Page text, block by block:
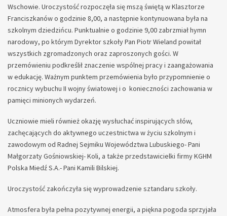
Wschowie. Uroczystość rozpoczęła się mszą świętą w Klasztorze
Franciszkanów o godzinie 8,00, a następnie kontynuowana była na
szkolnym dziedzińcu. Punktualnie o godzinie 9,00 zabrzmiał hymn
narodowy, po którym Dyrektor szkoły Pan Piotr Wieland powitał
wszystkich zgromadzonych oraz zaproszonych gości. W
przemówieniu podkreślił znaczenie wspólnej pracy i zaangażowania
w edukację. Ważnym punktem przemówienia było przypomnienie o
rocznicy wybuchu II wojny światowej i o konieczności zachowania w
pamięci minionych wydarzeń.
Uczniowie mieli również okazję wysłuchać inspirujących słów,
zachęcających do aktywnego uczestnictwa w życiu szkolnym i
zawodowym od Radnej Sejmiku Województwa Lubuskiego- Pani
Małgorzaty Gośniowskiej- Koli, a także przedstawicielki firmy KGHM
Polska Miedź S.A.- Pani Kamili Bilskiej.
Uroczystość zakończyła się wyprowadzenie sztandaru szkoły.
Atmosfera była pełna pozytywnej energii, a piękna pogoda sprzyjała